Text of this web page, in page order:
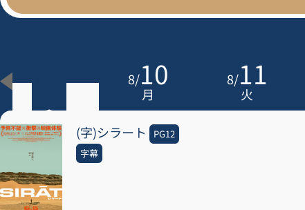
8/10
月
8/11
火
(字)シラート
PG12
字幕